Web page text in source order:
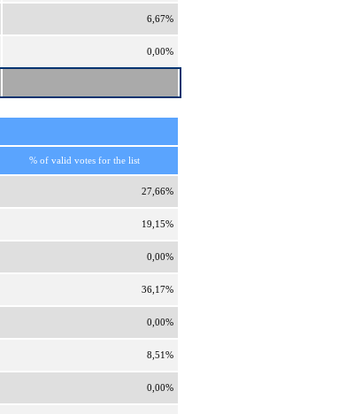
6,67%
0,00%
% of valid votes for the list
27,66%
19,15%
0,00%
36,17%
0,00%
8,51%
0,00%